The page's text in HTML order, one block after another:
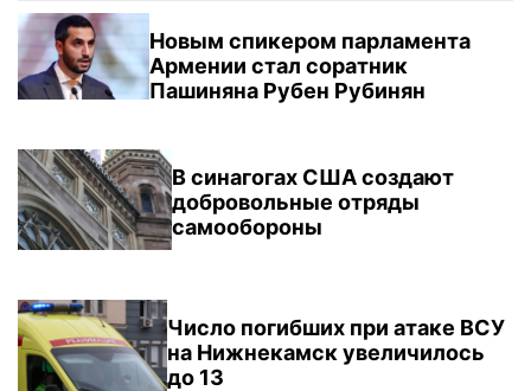
Новым спикером парламента
Армении стал соратник
Пашиняна Рубен Рубинян
В синагогах США создают
добровольные отряды
самообороны
Число погибших при атаке ВСУ
на Нижнекамск увеличилось
до 13